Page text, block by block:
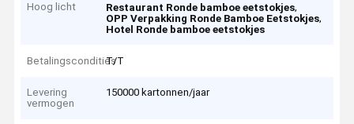
Hoog licht Restaurant Ronde bamboe eetstokjes,
OPP Verpakking Ronde Bamboe Eetstokjes,
Hotel Ronde bamboe eetstokjes
Betalingscondities
T/T
Levering
vermogen
150000 kartonnen/jaar